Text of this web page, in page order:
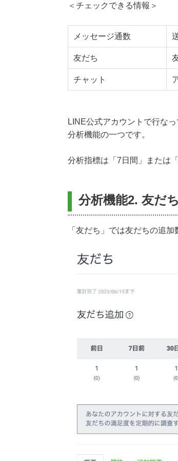
＜チェックできる情報＞
メッセージ通数
友だち
チャット
LINE公式アカウントで行な
分析機能の一つです。
分析指標は「7日間」または
分析機能2. 友だち
「友だち」では友だちの追